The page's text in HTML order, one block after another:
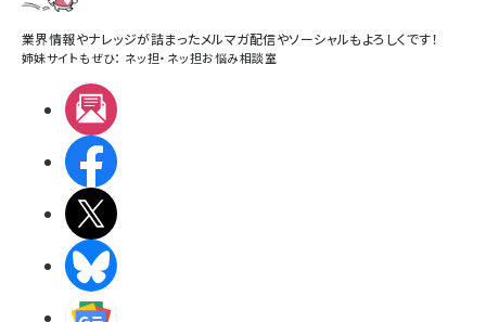
業界情報やナレッジが詰まったメルマガ配信やソーシャルもよろしくです！
姉妹サイトもぜひ： ネッ担・ ネッ担お悩み相談室